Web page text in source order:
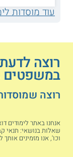
שפתוחה רק
לתואר שני
כמו כן, כל
מפרטים את
במסגרת התזה.
בו מתחילים
המחקרית בכפוף
תעודה
הלימוד, לאחר
עוד מוסדות
רוצה
במשפטים
רוצה
אנחנו באתר לימודים
שאלות בנושאי: תנאי
וכו', אנו מזמינים